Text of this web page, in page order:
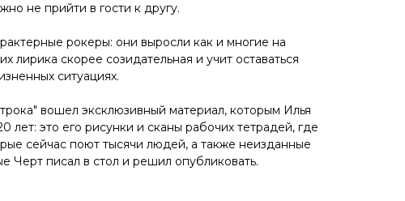
не прийти в гости к другу.
рокеры: они выросли как и многие на
лирика скорее созидательная и учит оставаться
ситуациях.
вошел эксклюзивный материал, которым Илья
лет: это его рисунки и сканы рабочих тетрадей, где
сейчас поют тысячи людей, а также неизданные
Черт писал в стол и решил опубликовать.